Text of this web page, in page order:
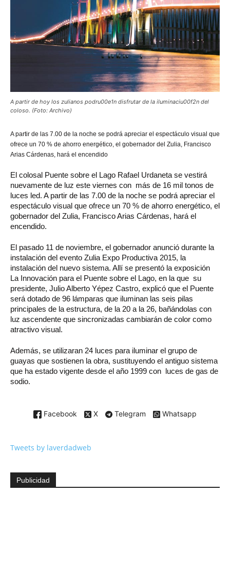
A partir de hoy los zulianos podru00e1n disfrutar de la iluminaciu00f2n del
coloso. (Foto: Archivo)
Apartir de las 7.00 de la noche se podrá apreciar el espectáculo visual que
ofrece un 70 % de ahorro energético, el gobernador del Zulia, Francisco
Arias Cárdenas, hará el encendido
El colosal Puente sobre el Lago Rafael Urdaneta se vestirá
nuevamente de luz este viernes con más de 16 mil tonos de
luces led. A partir de las 7.00 de la noche se podrá apreciar el
espectáculo visual que ofrece un 70 % de ahorro energético, el
gobernador del Zulia, Francisco Arias Cárdenas, hará el
encendido.
El pasado 11 de noviembre, el gobernador anunció durante la
instalación del evento Zulia Expo Productiva 2015, la
instalación del nuevo sistema. Allí se presentó la exposición
La Innovación para el Puente sobre el Lago, en la que su
presidente, Julio Alberto Yépez Castro, explicó que el Puente
será dotado de 96 lámparas que iluminan las seis pilas
principales de la estructura, de la 20 a la 26, bañándolas con
luz ascendente que sincronizadas cambiarán de color como
atractivo visual.
Además, se utilizaran 24 luces para iluminar el grupo de
guayas que sostienen la obra, sustituyendo el antiguo sistema
que ha estado vigente desde el año 1999 con luces de gas de
sodio.
Facebook X Telegram Whatsapp
Tweets by laverdadweb
Publicidad